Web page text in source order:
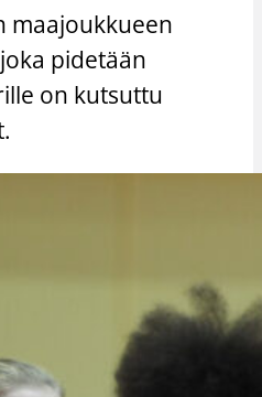
maajoukkueen
pidetään
on kutsuttu